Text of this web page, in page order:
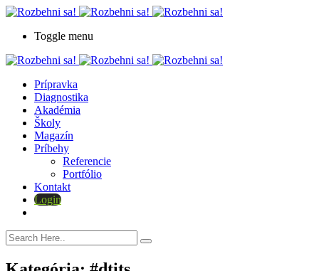
Toggle menu
Prípravka
Diagnostika
Akadémia
Školy
Magazín
Príbehy
Referencie
Portfólio
Kontakt
Login